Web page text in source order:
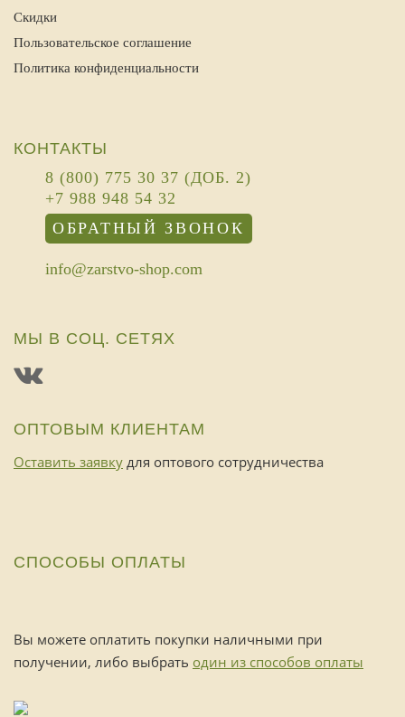
Скидки
Пользовательское соглашение
Политика конфиденциальности
КОНТАКТЫ
8 (800) 775 30 37 (ДОБ. 2)
+7 988 948 54 32
ОБРАТНЫЙ ЗВОНОК
info@zarstvo-shop.com
МЫ В СОЦ. СЕТЯХ
ОПТОВЫМ КЛИЕНТАМ
Оставить заявку для оптового сотрудничества
СПОСОБЫ ОПЛАТЫ
Вы можете оплатить покупки наличными при
получении, либо выбрать один из способов оплаты